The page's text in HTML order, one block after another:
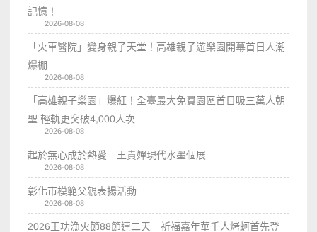
記憶！
2026-08-08
「火車醫院」變身親子天堂！高雄親子遊樂園開幕首日人潮
爆棚
2026-08-08
「高雄親子樂園」爆紅！全臺最大免費園區首日吸三萬人朝
聖 輕軌更突破4,000人次
2026-08-08
起於無心成於熱愛 王貴嬋現代水墨個展
2026-08-08
彰化市模範父親表揚活動
2026-08-08
2026王功漁火節88節連二天 祈福嘉年華千人烤蚵首先登